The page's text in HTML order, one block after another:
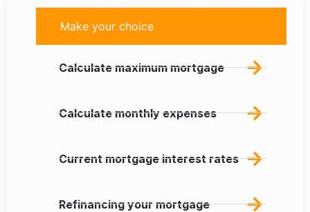
Make your choice
Calculate maximum mortgage
Calculate monthly expenses
Current mortgage interest rates
Refinancing your mortgage